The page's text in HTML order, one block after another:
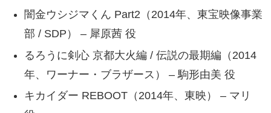
闇金ウシジマくん Part2（2014年、東宝映像事業
部 / SDP） – 犀原茜 役
るろうに剣心 京都大火編 / 伝説の最期編（2014
年、ワーナー・ブラザース） – 駒形由美 役
キカイダー REBOOT（2014年、東映） – マリ